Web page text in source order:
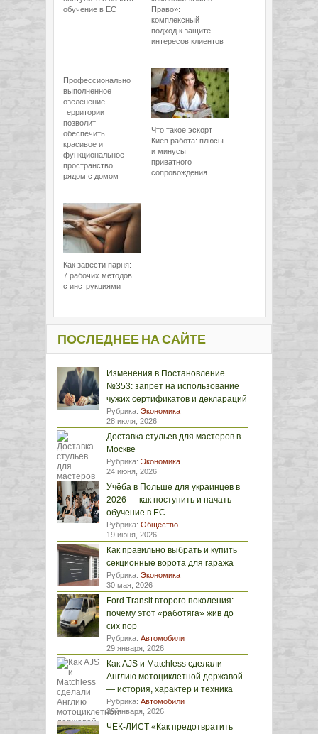
обучение в ЕС
Право»:
комплексный
подход к защите
интересов клиентов
Профессионально
выполненное
озеленение
территории
позволит
обеспечить
красивое и
функциональное
пространство
рядом с домом
Что такое эскорт
Киев работа: плюсы
и минусы
приватного
сопровождения
Как завести парня:
7 рабочих методов
с инструкциями
ПОСЛЕДНЕЕ НА САЙТЕ
Изменения в Постановление
№353: запрет на использование
чужих сертификатов и деклараций
Рубрика: Экономика
28 июля, 2026
Доставка стульев для мастеров в
Москве
Рубрика: Экономика
24 июня, 2026
Учёба в Польше для украинцев в
2026 — как поступить и начать
обучение в ЕС
Рубрика: Общество
19 июня, 2026
Как правильно выбрать и купить
секционные ворота для гаража
Рубрика: Экономика
30 мая, 2026
Ford Transit второго поколения:
почему этот «работяга» жив до
сих пор
Рубрика: Автомобили
29 января, 2026
Как AJS и Matchless сделали
Англию мотоциклетной державой
— история, характер и техника
Рубрика: Автомобили
29 января, 2026
ЧЕК-ЛИСТ «Как предотвратить